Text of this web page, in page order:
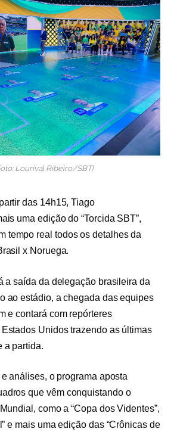
Lourival Ribeiro/SBT)
das 14h15, Tiago
uma edição do “Torcida SBT”,
tempo real todos os detalhes da
x Noruega.
a saída da delegação brasileira da
ao estádio, a chegada das equipes
e contará com repórteres
Unidos trazendo as últimas
a partida.
análises, o programa aposta
que vêm conquistando o
como a “Copa dos Videntes”,
e mais uma edição das “Crônicas de